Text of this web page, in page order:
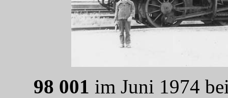
98 001 im Juni 1974